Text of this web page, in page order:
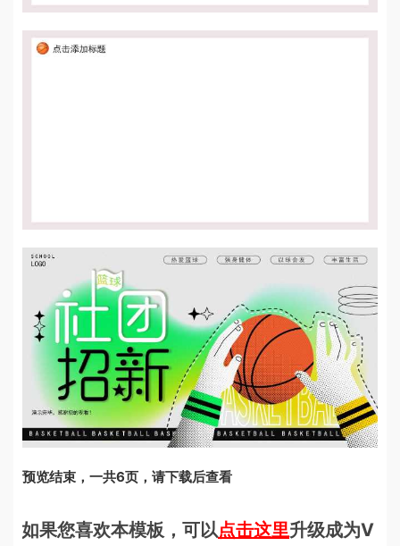
预览结束，一共6页，请下载后查看
如果您喜欢本模板，可以点击这里升级成为V